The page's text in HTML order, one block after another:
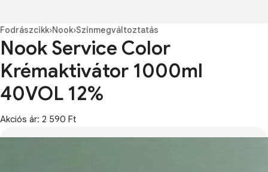
Fodrászcikk›Nook›Színmegváltoztatás
Nook Service Color
Krémaktivátor 1000ml
40VOL 12%
Akciós ár: 2 590 Ft